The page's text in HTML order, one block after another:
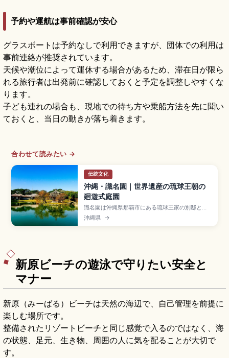
予約や運航は事前確認が安心
グラスボートは予約なしで利用できますが、団体での利用は
事前連絡が推奨されています。
天候や潮位によって運休する場合があるため、滞在日が限ら
れる旅行者は出発前に確認しておくと予定を調整しやすくな
ります。
子ども連れの場合も、現地での待ち方や乗船方法を先に聞い
ておくと、当日の動きが落ち着きます。
合わせて読みたい →
伝統文化
沖縄・識名園｜世界遺産の琉球王朝の
廻遊式庭園
識名園は沖縄県那覇市にある琉球王家の別邸とし
て1799年に造営された廻遊式庭園で、世界遺産
「琉球王国のグスク及び関連遺産群」の構成資
沖縄県 →
新原ビーチの遊泳で守りたい安全と
マナー
新原（みーばる）ビーチは天然の海辺で、自己管理を前提に
楽しむ場所です。
整備されたリゾートビーチと同じ感覚で入るのではなく、海
の状態、足元、生き物、周囲の人に気を配ることが大切で
す。